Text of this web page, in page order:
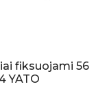
fiksuojami 56
YATO